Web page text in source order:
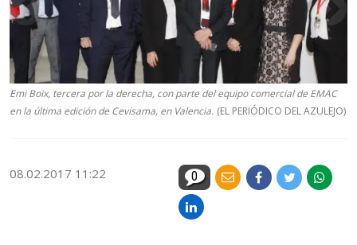
Emi Boix, tercera por la derecha, con parte del equipo comercial de EMAC
en la última edición de Cevisama, en Valencia. (EL PERIÓDICO DEL AZULEJO)
08.02.2017 11:22 0